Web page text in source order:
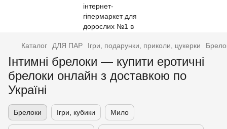
Каталог ДЛЯ ПАР Ігри, подарунки, приколи, цукерки
Інтимні брелоки — купити еротичні
брелоки онлайн з доставкою по
Україні
Брелоки Ігри, кубики Мило